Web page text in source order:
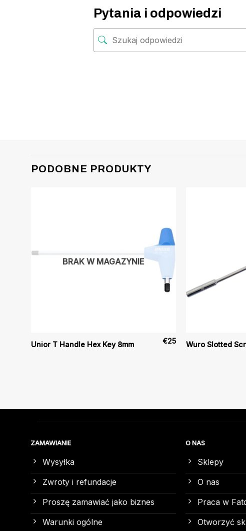
Pytania i odpowiedzi
PODOBNE PRODUKTY
BRAK W MAGAZYNIE
Unior T Handle Hex Key 8mm €25 Wuro Slotted
ZAMAWIANIE
Wysyłka
Zwroty i refundacje
Proszę zamawiać jako biznes
Warunki ogólne
O NAS
Sklepy
O nas
Praca w
Otworzyć